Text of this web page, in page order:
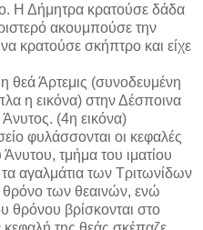
Η Δήμητρα κρατούσε δάδα
ακουμπούσε την
κρατούσε σκήπτρο και είχε
θεά Άρτεμις (συνοδευμένη
η εικόνα) στην Δέσποινα
(4η εικόνα)
φυλάσσονται οι κεφαλές
τμήμα του ιματίου
αγαλμάτια των Τριτωνίδων
των θεαινών, ενώ
θρόνου βρίσκονται στο